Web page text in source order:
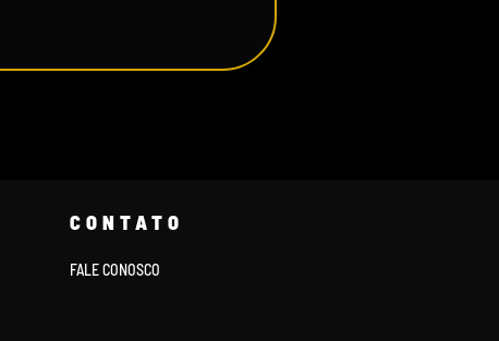
CONTATO
FALE CONOSCO